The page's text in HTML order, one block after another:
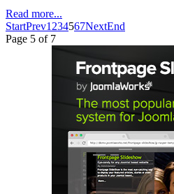
Read more...
StartPrev1 234567NextEnd
Page 5 of 7